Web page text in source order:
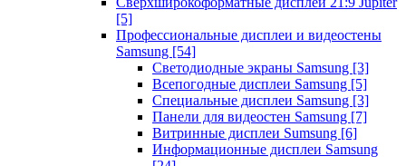
[5]
Профессиональные дисплеи и видеостены
Samsung [54]
Светодиодные экраны Samsung [3]
Всепогодные дисплеи Samsung [5]
Специальные дисплеи Samsung [3]
Панели для видеостен Samsung [7]
Витринные дисплеи Sumsung [6]
Информационные дисплеи Samsung